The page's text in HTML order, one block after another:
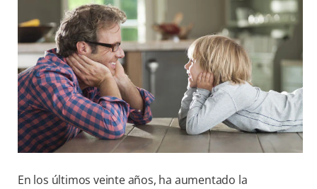
PROMOCIONES
SUSCRÍBASE
En los últimos veinte años, ha aumentado la